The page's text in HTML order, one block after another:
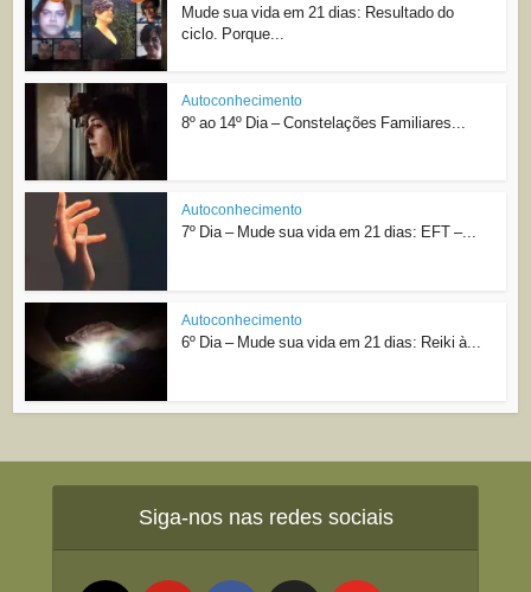
Mude sua vida em 21 dias: Resultado do
ciclo. Porque...
Autoconhecimento
8º ao 14º Dia – Constelações Familiares...
Autoconhecimento
7º Dia – Mude sua vida em 21 dias: EFT –...
Autoconhecimento
6º Dia – Mude sua vida em 21 dias: Reiki à...
Siga-nos nas redes sociais